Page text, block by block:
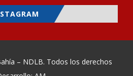
– NDLB. Todos los derechos